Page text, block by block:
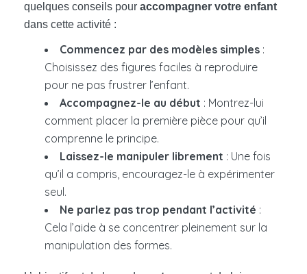
quelques conseils pour accompagner votre enfant
dans cette activité :
Commencez par des modèles simples :
Choisissez des figures faciles à reproduire
pour ne pas frustrer l’enfant.
Accompagnez-le au début : Montrez-lui
comment placer la première pièce pour qu’il
comprenne le principe.
Laissez-le manipuler librement : Une fois
qu’il a compris, encouragez-le à expérimenter
seul.
Ne parlez pas trop pendant l’activité :
Cela l’aide à se concentrer pleinement sur la
manipulation des formes.